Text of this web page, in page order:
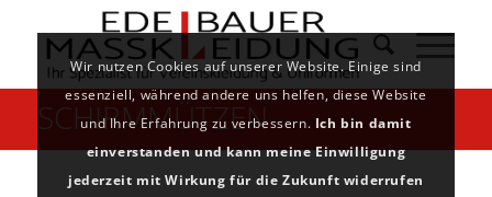
SCHIRMMÜTZEN
Wir nutzen Cookies auf unserer Website. Einige sind
essenziell, während andere uns helfen, diese Website
und Ihre Erfahrung zu verbessern. Ich bin damit
einverstanden und kann meine Einwilligung
jederzeit mit Wirkung für die Zukunft widerrufen